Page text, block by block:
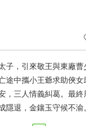
子，引來敬王與東廠
途中攜小王爺求助俠女
，三人情義糾葛。最
隱退，金鑲玉守候不渝